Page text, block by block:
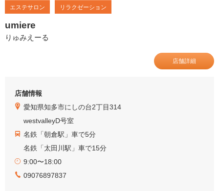
エステサロン リラクゼーション
umiere
りゅみえーる
店舗詳細
店舗情報
愛知県知多市にしの台2丁目314
westvalleyD号室
名鉄「朝倉駅」車で5分
名鉄「太田川駅」車で15分
9:00〜18:00
09076897837